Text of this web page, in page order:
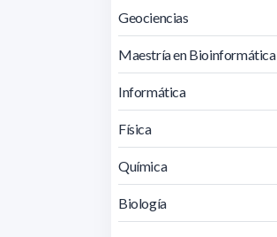
Geociencias
Maestría en Bioinformática
Informática
Física
Química
Biología